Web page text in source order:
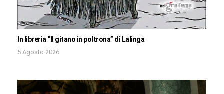
In libreria “Il gitano in poltrona” di Lalinga
5 Agosto 2026